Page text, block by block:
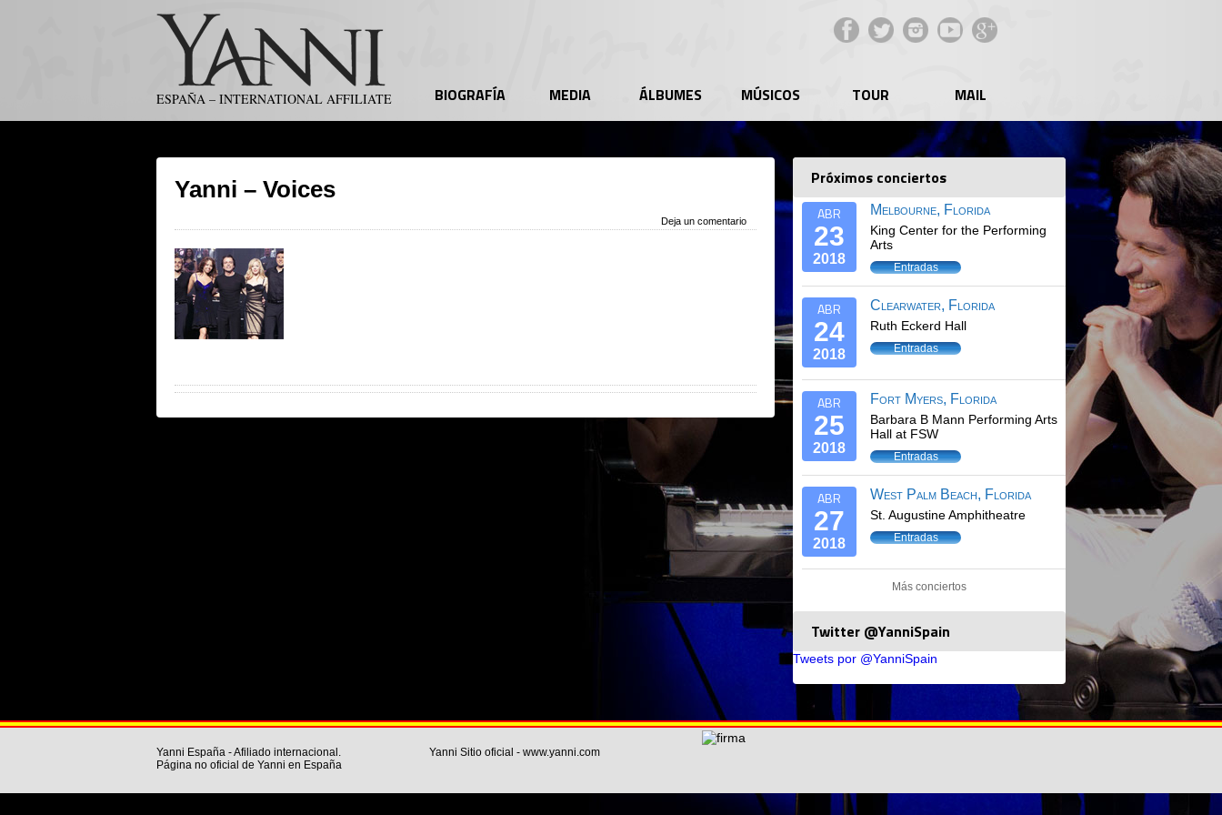
ESPAÑA – INTERNATIONAL AFFILIATE BIOGRAFÍA MEDIA ÁLBUMES MÚSICOS TOUR MAIL
Yanni – Voices
Deja un comentario
Próximos conciertos
ABR
23
2018
Melbourne, Florida
King Center for the Performing
Arts
Entradas
ABR
24
2018
Clearwater, Florida
Ruth Eckerd Hall
Entradas
ABR
25
2018
Fort Myers, Florida
Barbara B Mann Performing Arts
Hall at FSW
Entradas
ABR
27
2018
West Palm Beach, Florida
St. Augustine Amphitheatre
Entradas
Más conciertos
Twitter @YanniSpain
Tweets por @YanniSpain
Yanni España - Afiliado internacional.
Página no oficial de Yanni en España
Yanni Sitio oficial - www.yanni.com